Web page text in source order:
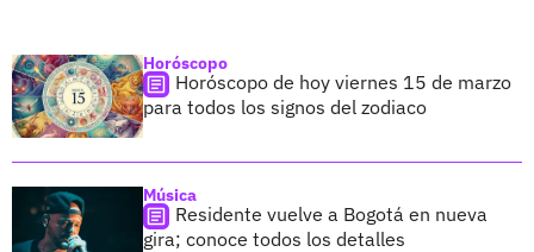
Horóscopo
Horóscopo de hoy viernes 15 de marzo
para todos los signos del zodiaco
Música
Residente vuelve a Bogotá en nueva
gira; conoce todos los detalles